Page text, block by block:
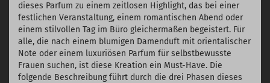
dieses Parfum zu einem zeitlosen Highlight, das bei einer
festlichen Veranstaltung, einem romantischen Abend oder
einem stilvollen Tag im Büro gleichermaßen begeistert. Für
alle, die nach einem blumigen Damenduft mit orientalischer
Note oder einem luxuriösen Parfum für selbstbewusste
Frauen suchen, ist diese Kreation ein Must-Have. Die
folgende Beschreibung führt durch die drei Phasen dieses